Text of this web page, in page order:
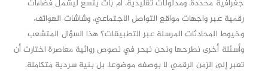
جغرافية محددة، ومدلولات تقليدية، أم بات يتسع ليشمل فضاءات
رقمية عبر واجهات مواقع التواصل الاجتماعي، وشاشات الهواتف،
وخيوط المحادثات المرسلة عبر التطبيقات؟ هذا السؤال المتشعب
وأسئلة أخرى نطرحها ونحن نبحر في نصوص روائية معاصرة اختارت أن
تعبر إلى الزمن الرقمي لا بوصفه موضوعا، بل بنية سردية متكاملة.